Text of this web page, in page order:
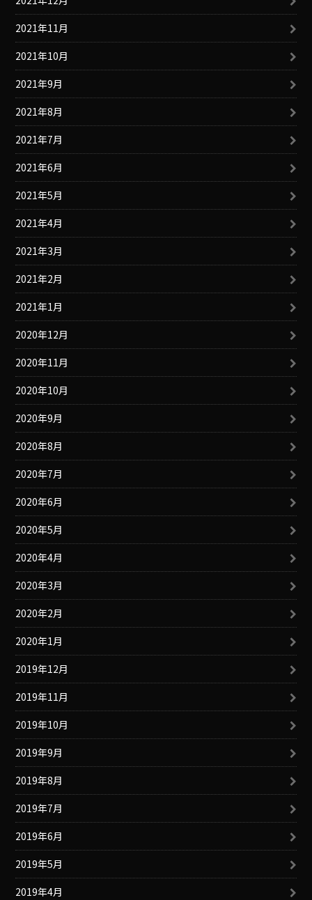
2021年11月
2021年10月
2021年9月
2021年8月
2021年7月
2021年6月
2021年5月
2021年4月
2021年3月
2021年2月
2021年1月
2020年12月
2020年11月
2020年10月
2020年9月
2020年8月
2020年7月
2020年6月
2020年5月
2020年4月
2020年3月
2020年2月
2020年1月
2019年12月
2019年11月
2019年10月
2019年9月
2019年8月
2019年7月
2019年6月
2019年5月
2019年4月